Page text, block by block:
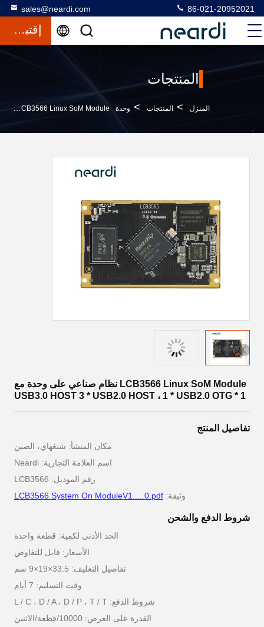
sales@neardi.com 86-021-20952021
إقتباس
المنتجات
المنزل > المنتجات > وحدة Linux SoM LCB3566 Linux SoM Module نظام صناعي على وحدة مع 1 * USB3.0 HOST 3 * USB2.0 HOST ، 1 * USB2.0 OTG
LCB3566 Linux SoM Module نظام صناعي على وحدة مع
1 * USB3.0 HOST 3 * USB2.0 HOST ، 1 * USB2.0 OTG
تفاصيل المنتج
مكان المنشأ: شنغهاي، الصين
اسم العلامة التجارية: Neardi
رقم الموديل: LCB3566
وثيقة: LCB3566 System On ModuleV1.....0.pdf
شروط الدفع والشحن
الحد الأدنى لكمية: قطعة واحدة
الأسعار: قابل للتفاوض
تفاصيل التغليف: 33.5×19×9 سم
وقت التسليم: 7 أيام
شروط الدفع: L / C ، D / A ، D / P ، T / T
القدرة على العرض: 10000/قطعة/الاثنين